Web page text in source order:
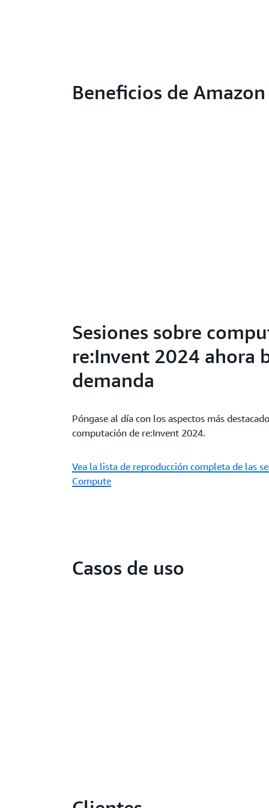
Beneficios de Amazon
Sesiones sobre
re:Invent 2024 ahora
demanda
Póngase al día con los aspectos más
computación de re:Invent 2024.
Vea la lista de reproducción completa de las
Compute
Casos de uso